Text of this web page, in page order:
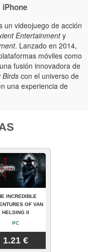
iPhone
un videojuego de acción
Entertainmenty
. Lanzado en 2014,
móviles como
fusión innovadora de
Birds con el universo de
una experiencia de
INCREDIBLE
OF VAN
HELSING II
PC
1.21 €